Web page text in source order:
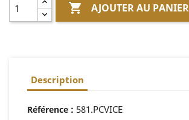
 AJOUTER AU PANIER
Description
Référence : 581.PCVICE